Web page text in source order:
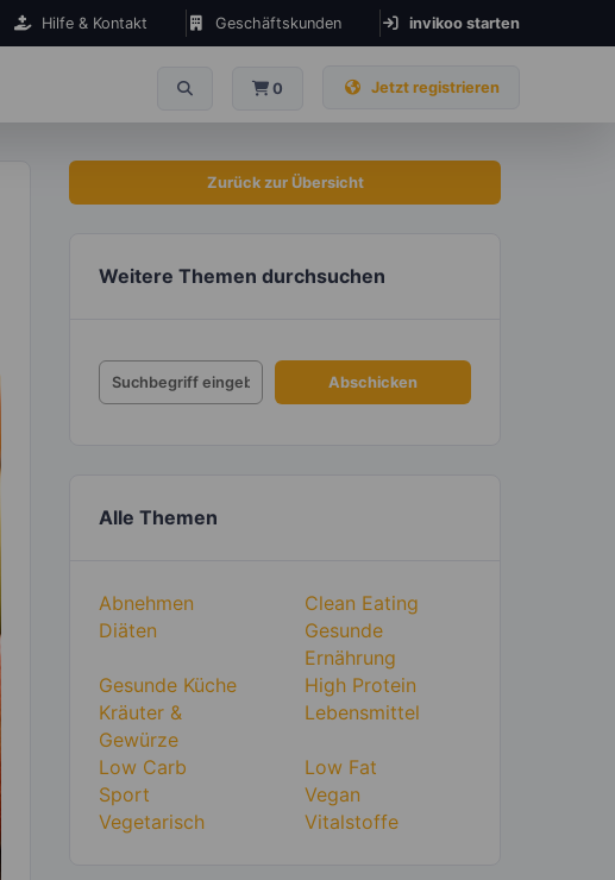
Hilfe & Kontakt Geschäftskunden invikoo starten
0 Jetzt registrieren
Zurück zur Übersicht
Weitere Themen durchsuchen
Alle Themen
Abnehmen
Clean Eating
Diäten
Gesunde
Ernährung
Gesunde Küche
High Protein
Kräuter &
Gewürze
Lebensmittel
Low Carb
Low Fat
Sport
Vegan
Vegetarisch
Vitalstoffe